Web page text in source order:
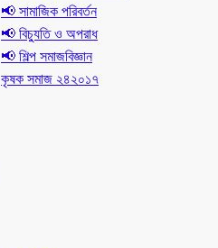
📢 সামাজিক পরিবর্তন
📢 বিচ্যুতি ও অপরাধ
📢 শিল্প সমাজবিজ্ঞান
কৃষক সমাজ ২৪২০১৭